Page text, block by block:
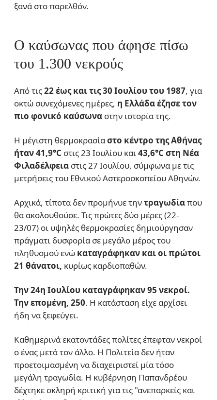
ξανά στο παρελθόν.
Ο καύσωνας που άφησε πίσω
του 1.300 νεκρούς
Από τις22 έως και τις 30 Ιουλίου του 1987, για
οκτώ συνεχόμενες ημέρες, η Ελλάδα έζησε τον
πιο φονικό καύσωνα στην ιστορία της.
Η μέγιστη θερμοκρασίαστο κέντρο της Αθήνας
ήταν41,9°C στις 23 Ιουλίου και43,6°C στη Νέα
Φιλαδέλφειαστις 27 Ιουλίου, σύμφωνα με τις
μετρήσεις του Εθνικού Αστεροσκοπείου Αθηνών.
Αρχικά, τίποτα δεν προμήνυε τηντραγωδίαπου
θα ακολουθούσε. Τις πρώτες δύο μέρες (22-
23/07) οι υψηλές θερμοκρασίες δημιούργησαν
πράγματι δυσφορία σε μεγάλο μέρος του
πληθυσμού ενώ καταγράφηκαν και οι πρώτοι
21 θάνατοι, κυρίως καρδιοπαθών.
Την 24η Ιουλίου καταγράφηκαν 95 νεκροί.
Την επομένη, 250. Η κατάσταση είχε αρχίσει
ήδη να ξεφεύγει.
Καθημερινά εκατοντάδες πολίτες έπεφταν νεκροί
ο ένας μετά τον άλλο. Η Πολιτεία δεν ήταν
προετοιμασμένη να διαχειριστεί μία τόσο
μεγάλη τραγωδία. Η κυβέρνηση Παπανδρέου
δέχτηκε σκληρή κριτική για τις "ανεπαρκείς και